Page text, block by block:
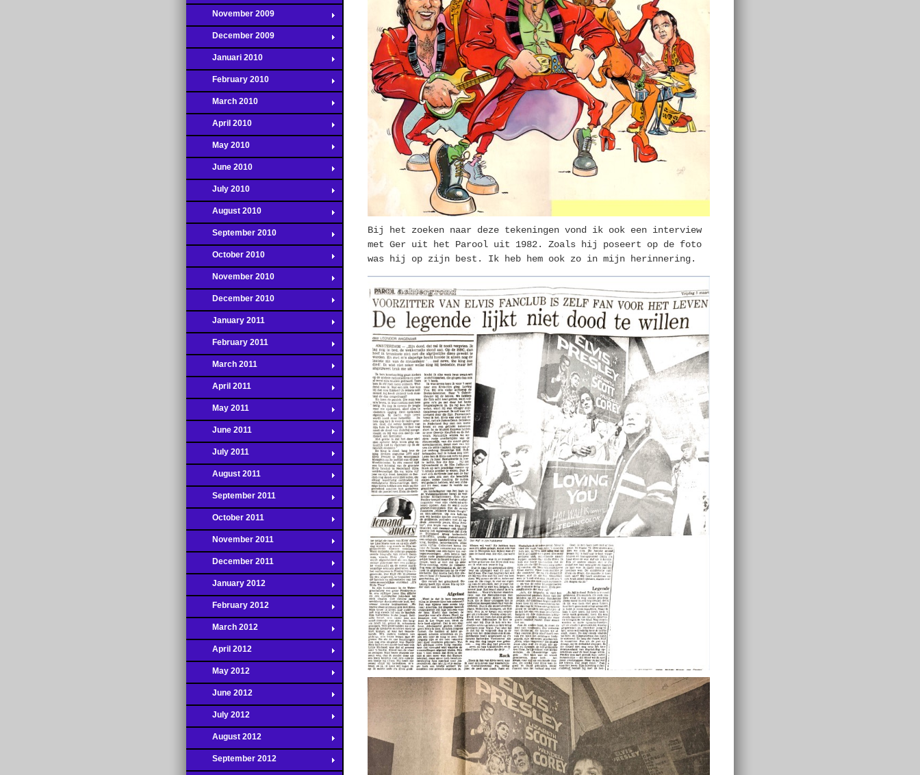
November 2009
December 2009
Januari 2010
February 2010
March 2010
April 2010
May 2010
June 2010
July 2010
August 2010
September 2010
October 2010
November 2010
December 2010
January 2011
February 2011
March 2011
April 2011
May 2011
June 2011
July 2011
August 2011
September 2011
October 2011
November 2011
December 2011
January 2012
February 2012
March 2012
April 2012
May 2012
June 2012
July 2012
August 2012
September 2012
Bij het zoeken naar deze tekeningen vond ik ook een interview
met Ger uit het Parool uit 1982. Zoals hij poseert op de foto
was hij op zijn best. Ik heb hem ook zo in mijn herinnering.